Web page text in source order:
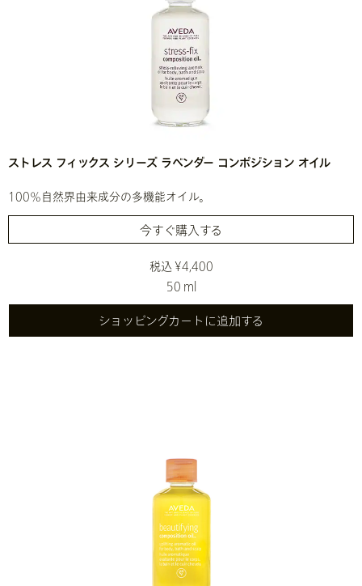
ストレス フィックス シリーズ ラベンダー コンポジション オイル
100％自然界由来成分の多機能オイル。
今すぐ購入する
税込 ¥4,400
50 ml
ショッピングカートに追加する